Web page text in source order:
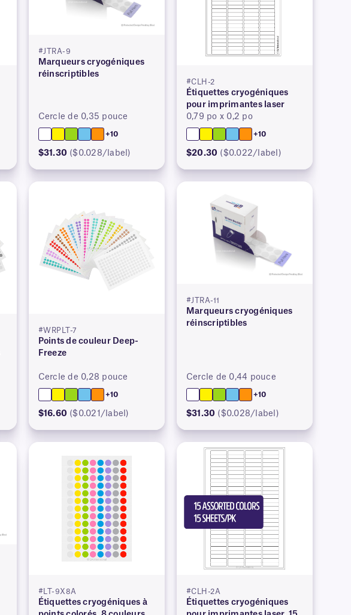
#JTRA-9
Marqueurs cryogéniques
réinscriptibles
Cercle de 0,35 pouce
+10
$31.30 ($0.028/label)
#CLH-2
Étiquettes cryogéniques
pour imprimantes laser
0,79 po x 0,2 po
+10
$20.30 ($0.022/label)
#WRPLT-7
Points de couleur Deep-
Freeze
Cercle de 0,28 pouce
+10
$16.60 ($0.021/label)
#JTRA-11
Marqueurs cryogéniques
réinscriptibles
Cercle de 0,44 pouce
+10
$31.30 ($0.028/label)
#LT-9X8A
Étiquettes cryogéniques à
#CLH-2A
Étiquettes cryogéniques